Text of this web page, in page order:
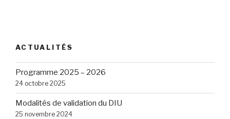
ACTUALITÉS
Programme 2025 – 2026
24 octobre 2025
Modalités de validation du DIU
25 novembre 2024